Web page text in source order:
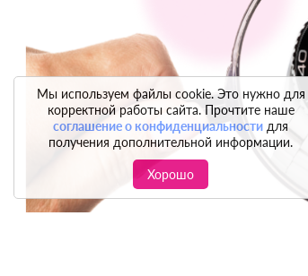
Мы используем файлы cookie. Это нужно для
корректной работы сайта. Прочтите наше
соглашение о конфиденциальности для
получения дополнительной информации.
Хорошо